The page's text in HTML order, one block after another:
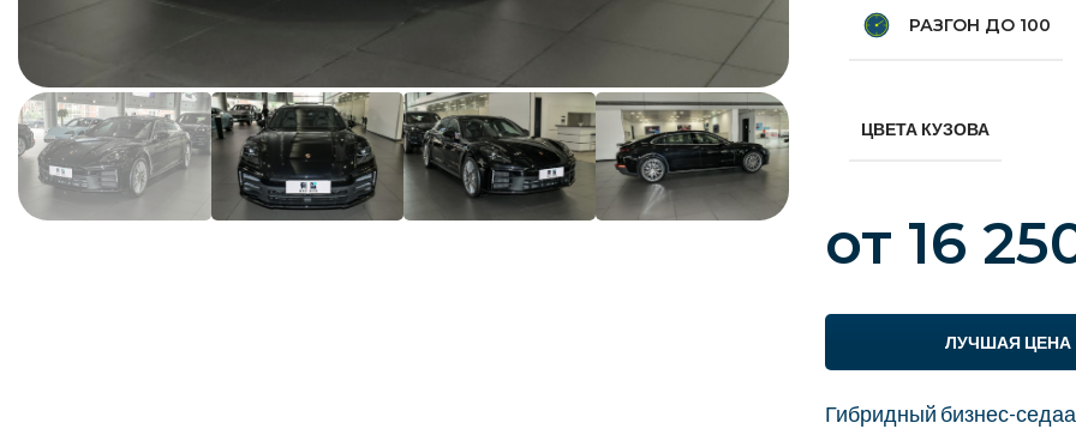
РАЗГОН ДО 100
ЦВЕТА КУЗОВА
от 16
ЛУЧШАЯ ЦЕНА
Гибридный бизнес-